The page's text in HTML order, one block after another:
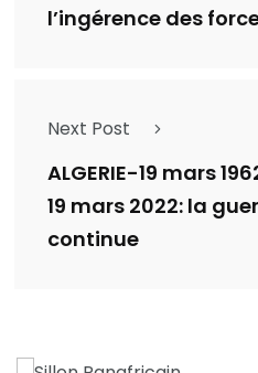
l’ingérence des
Next Post
ALGERIE-19 mars
19 mars 2022: la
continue